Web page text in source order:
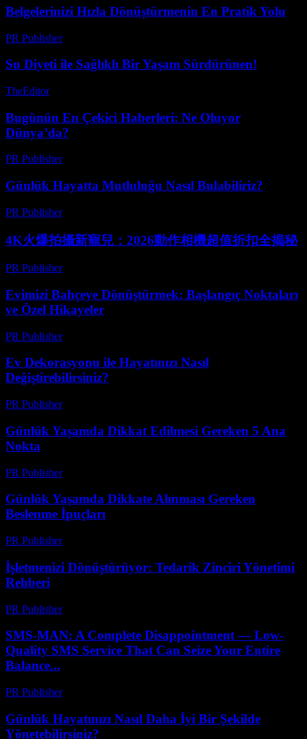
Belgelerinizi Hızla Dönüştürmenin En Pratik Yolu
PR Publisher-
Su Diyeti ile Sağlıklı Bir Yaşam Sürdürünen!
TheEditor-
Bugünün En Çekici Haberleri: Ne Oluyor
Dünya’da?
PR Publisher-
Günlük Hayatta Mutluluğu Nasıl Bulabiliriz?
PR Publisher-
4K火爆拍攝新寵兒：2026動作相機超值折扣全揭秘
PR Publisher-
Evimizi Bahçeye Dönüştürmek: Başlangıç Noktaları
ve Özel Hikayeler
PR Publisher-
Ev Dekorasyonu ile Hayatınızı Nasıl
Değiştirebilirsiniz?
PR Publisher-
Günlük Yaşamda Dikkat Edilmesi Gereken 5 Ana
Nokta
PR Publisher-
Günlük Yaşamda Dikkate Alınması Gereken
Beslenme İpuçları
PR Publisher-
İşletmenizi Dönüştürüyor: Tedarik Zinciri Yönetimi
Rehberi
PR Publisher-
SMS-MAN: A Complete Disappointment — Low-
Quality SMS Service That Can Seize Your Entire
Balance...
PR Publisher-
Günlük Hayatınızı Nasıl Daha İyi Bir Şekilde
Yönetebilirsiniz?